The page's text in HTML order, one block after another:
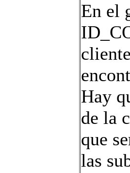
En el
Hay
de la
que
las